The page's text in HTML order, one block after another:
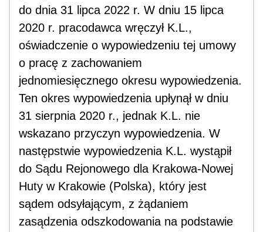
do dnia 31 lipca 2022 r. W dniu 15 lipca
2020 r. pracodawca wręczył K.L.,
oświadczenie o wypowiedzeniu tej umowy
o pracę z zachowaniem
jednomiesięcznego okresu wypowiedzenia.
Ten okres wypowiedzenia upłynął w dniu
31 sierpnia 2020 r., jednak K.L. nie
wskazano przyczyn wypowiedzenia. W
następstwie wypowiedzenia K.L. wystąpił
do Sądu Rejonowego dla Krakowa-Nowej
Huty w Krakowie (Polska), który jest
sądem odsyłającym, z żądaniem
zasądzenia odszkodowania na podstawie